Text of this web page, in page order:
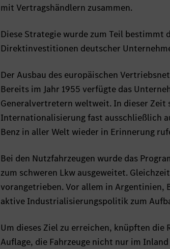
mit Vertragshändlern zusammen.
Diese Strategie wurde zum Teil bestimmt
Direktinvestitionen deutscher
Der Ausbau des europäischen
Bereits im Jahr 1955 verfügte das
Generalvertretern weltweit. In dieser Zeit
Internationalisierung fast ausschließlich
Benz in aller Welt wieder in Erinnerung
Bei den Nutzfahrzeugen wurde das
zum schweren Lkw ausgeweitet.
vorangetrieben. Vor allem in Argentinien,
aktive Industrialisierungspolitik zum
Um dieses Ziel zu erreichen, knüpften die
Auflage, die Fahrzeuge nicht nur im